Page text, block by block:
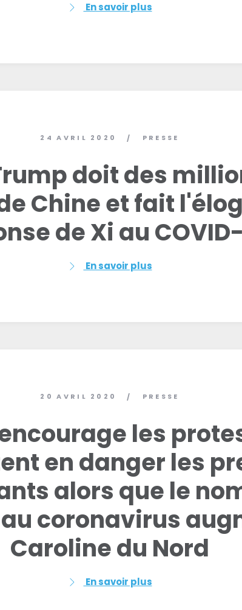
En savoir plus
24 AVRIL 2020 / PRESSE
doit des
Chine et fait
de Xi au
En savoir plus
20 AVRIL 2020 / PRESSE
les
en danger les
alors que le
coronavirus
Caroline du Nord
En savoir plus